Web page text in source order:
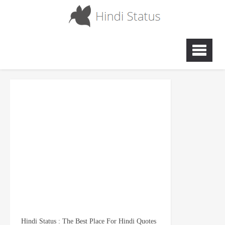
Hindi Status : The Best Place For Hindi Quotes